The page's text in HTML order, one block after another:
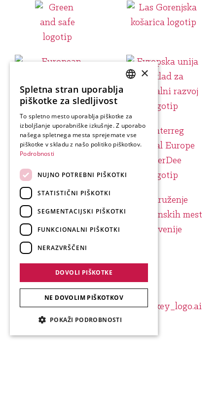
SLOVENIAN
GERMAN
ITALIAN
×
Spletna stran uporablja
piškotke za sledljivost
To spletno mesto uporablja piškotke za
izboljšanje uporabniške izkušnje. Z uporabo
našega spletnega mesta sprejemate vse
piškotke v skladu z našo politiko piškotkov.
Podrobnosti
NUJNO POTREBNI PIŠKOTKI
STATISTIČNI PIŠKOTKI
SEGMENTACIJSKI PIŠKOTKI
FUNKCIONALNI PIŠKOTKI
NERAZVRŠČENI
DOVOLI PIŠKOTKE
NE DOVOLIM PIŠKOTKOV
POKAŽI PODROBNOSTI